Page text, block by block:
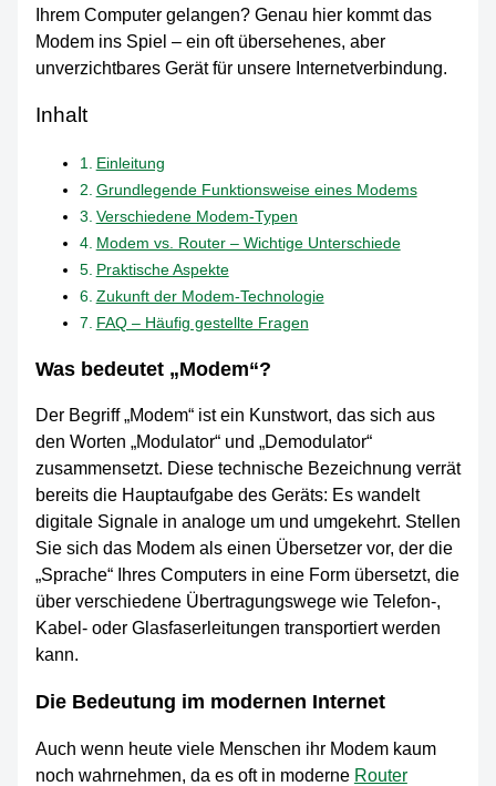
Ihrem Computer gelangen? Genau hier kommt das
Modem ins Spiel – ein oft übersehenes, aber
unverzichtbares Gerät für unsere Internetverbindung.
Inhalt
Einleitung
Grundlegende Funktionsweise eines Modems
Verschiedene Modem-Typen
Modem vs. Router – Wichtige Unterschiede
Praktische Aspekte
Zukunft der Modem-Technologie
FAQ – Häufig gestellte Fragen
Was bedeutet „Modem“?
Der Begriff „Modem“ ist ein Kunstwort, das sich aus
den Worten „Modulator“ und „Demodulator“
zusammensetzt. Diese technische Bezeichnung verrät
bereits die Hauptaufgabe des Geräts: Es wandelt
digitale Signale in analoge um und umgekehrt. Stellen
Sie sich das Modem als einen Übersetzer vor, der die
„Sprache“ Ihres Computers in eine Form übersetzt, die
über verschiedene Übertragungswege wie Telefon-,
Kabel- oder Glasfaserleitungen transportiert werden
kann.
Die Bedeutung im modernen Internet
Auch wenn heute viele Menschen ihr Modem kaum
noch wahrnehmen, da es oft in moderne Router